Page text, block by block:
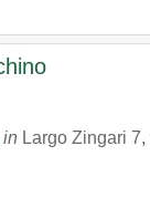
in Largo Zingari 7,